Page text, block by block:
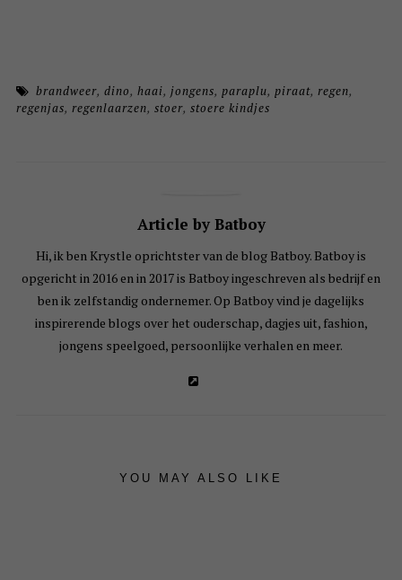
brandweer,dino,haai,jongens,paraplu,piraat,regen,
regenjas, regenlaarzen, stoer, stoere kindjes
Article by Batboy
Hi, ik ben Krystle oprichtster van de blog Batboy. Batboy is
opgericht in 2016 en in 2017 is Batboy ingeschreven als bedrijf en
ben ik zelfstandig ondernemer. Op Batboy vind je dagelijks
inspirerende blogs over het ouderschap, dagjes uit, fashion,
jongens speelgoed, persoonlijke verhalen en meer.
YOU MAY ALSO LIKE